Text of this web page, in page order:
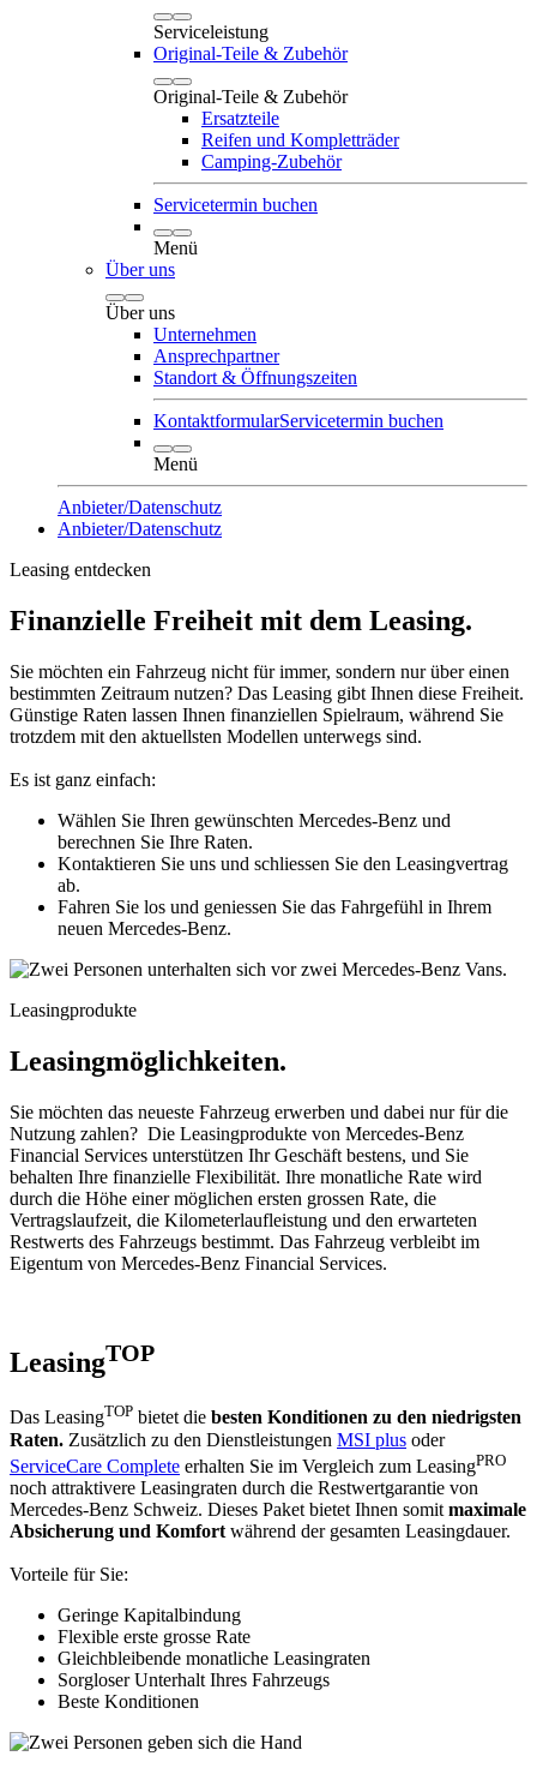
Serviceleistung
Original-Teile & Zubehör
Original-Teile & Zubehör
Ersatzteile
Reifen und Kompletträder
Camping-Zubehör
Servicetermin buchen
Menü
Über uns
Über uns
Unternehmen
Ansprechpartner
Standort & Öffnungszeiten
KontaktformularServicetermin buchen
Menü
Anbieter/Datenschutz
Anbieter/Datenschutz
Leasing entdecken
Finanzielle Freiheit mit dem Leasing.
Sie möchten ein Fahrzeug nicht für immer, sondern nur über einen
bestimmten Zeitraum nutzen? Das Leasing gibt Ihnen diese Freiheit.
Günstige Raten lassen Ihnen finanziellen Spielraum, während Sie
trotzdem mit den aktuellsten Modellen unterwegs sind.
Es ist ganz einfach:
Wählen Sie Ihren gewünschten Mercedes-Benz und
berechnen Sie Ihre Raten.
Kontaktieren Sie uns und schliessen Sie den Leasingvertrag
ab.
Fahren Sie los und geniessen Sie das Fahrgefühl in Ihrem
neuen Mercedes-Benz.
Leasingprodukte
Leasingmöglichkeiten.
Sie möchten das neueste Fahrzeug erwerben und dabei nur für die
Nutzung zahlen? Die Leasingprodukte von Mercedes-Benz
Financial Services unterstützen Ihr Geschäft bestens, und Sie
behalten Ihre finanzielle Flexibilität. Ihre monatliche Rate wird
durch die Höhe einer möglichen ersten grossen Rate, die
Vertragslaufzeit, die Kilometerlaufleistung und den erwarteten
Restwerts des Fahrzeugs bestimmt. Das Fahrzeug verbleibt im
Eigentum von Mercedes-Benz Financial Services.
LeasingTOP
Das LeasingTOP bietet die besten Konditionen zu den niedrigsten
Raten. Zusätzlich zu den Dienstleistungen MSI plus oder
ServiceCare Complete erhalten Sie im Vergleich zum LeasingPRO
noch attraktivere Leasingraten durch die Restwertgarantie von
Mercedes-Benz Schweiz. Dieses Paket bietet Ihnen somit maximale
Absicherung und Komfort während der gesamten Leasingdauer.
Vorteile für Sie:
Geringe Kapitalbindung
Flexible erste grosse Rate
Gleichbleibende monatliche Leasingraten
Sorgloser Unterhalt Ihres Fahrzeugs
Beste Konditionen